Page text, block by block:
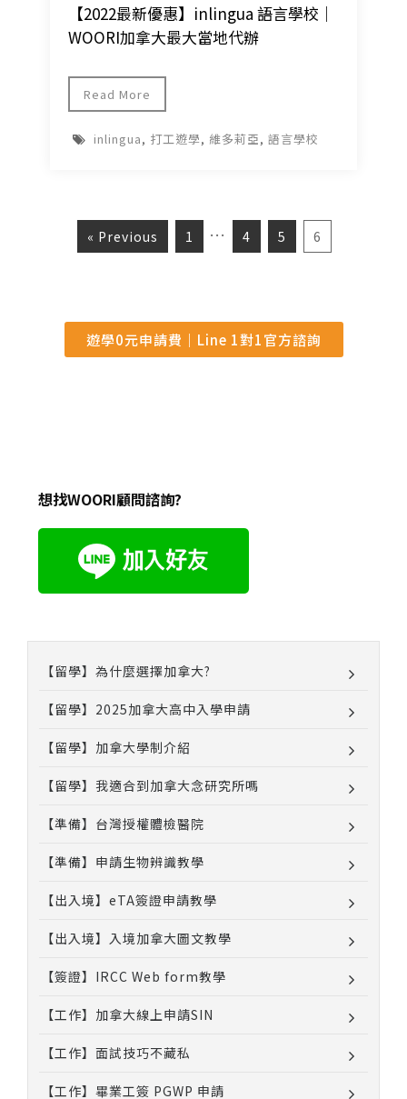
【2022最新優惠】inlingua 語言學校｜
WOORI加拿大最大當地代辦
Read More
inlingua, 打工遊學, 維多莉亞, 語言學校
« Previous 1 … 4 5 6
遊學0元申請費｜Line 1對1官方諮詢
想找WOORI顧問諮詢?
【留學】為什麼選擇加拿大?
【留學】2025加拿大高中入學申請
【留學】加拿大學制介紹
【留學】我適合到加拿大念研究所嗎
【準備】台灣授權體檢醫院
【準備】申請生物辨識教學
【出入境】eTA簽證申請教學
【出入境】入境加拿大圖文教學
【簽證】IRCC Web form教學
【工作】加拿大線上申請SIN
【工作】面試技巧不藏私
【工作】畢業工簽 PGWP 申請